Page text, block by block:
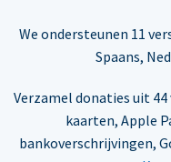
We ondersteunen 11
Spaans,
Verzamel donaties uit
kaarten, Apple
bankoverschrijvingen,